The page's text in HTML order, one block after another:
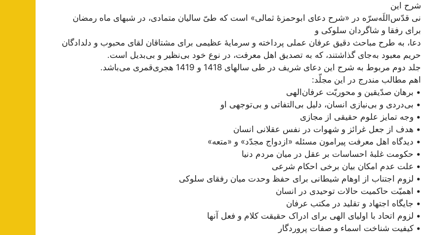
شرح این
نی قدّس‌اللَه‌سرّه در «شرح دعای ابوحمزۀ ثمالی» است که طیّ سالیان متمادی، در شبهای ماه رمضان
برای رفقا و شاگردان سلوکی و
دعا، به طرح مباحث دقیق عرفان عملی پرداخته و سرمایۀ عظیمی برای مشتاقان لقای محبوب و دلدادگان
حریم معبود به‌جای گذاشتند، که به تصدیق اهل معرفت، در نوع خود بی‌نظیر و بی‌بدیل است.
جلد دوم مربوط به شرح این دعای شریف در طی سالهای 1418 و 1419 هجری‌قمری می‌باشد.
اهم مطالب مندرج در این مجلّد:
• برهان صدّیقین و محوریّت عرفان‌الهی
• بی‌دردی و بی‌‌نیازی انسان، دلیل بی‌التفاتی و بی‌توجهی او
• وجه تمایز علوم حقیقی از مجازی
• هدف از جعل غرائز و شهوات در نفس عقلانی انسان
• دیدگاه اهل معرفت پیرامون مسئله «ازدواج مجدّد» و «متعه»
• حکومت غلبۀ احساسات بر عقل در میان مردم دنیا
• علت عدم امکان بیان برخی احکام شرعی
• لزوم اجتناب از اوهام شیطانی برای حفظ وحدت میان رفقای سلوکی
• اهمیّت حاکمیت حالات توحیدی در انسان
• جایگاه اجتهاد و تقلید در مکتب عرفان
• لزوم اتحاد با اولیای الهی برای ادراک حقیقت کلام و فعل آنها
• کیفیت شناخت اسماء و صفات پروردگار